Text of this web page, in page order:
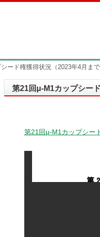
ード権獲得状況（2023年4月ま
第21回μ-M1カップシー
第21回μ-M1カップシー